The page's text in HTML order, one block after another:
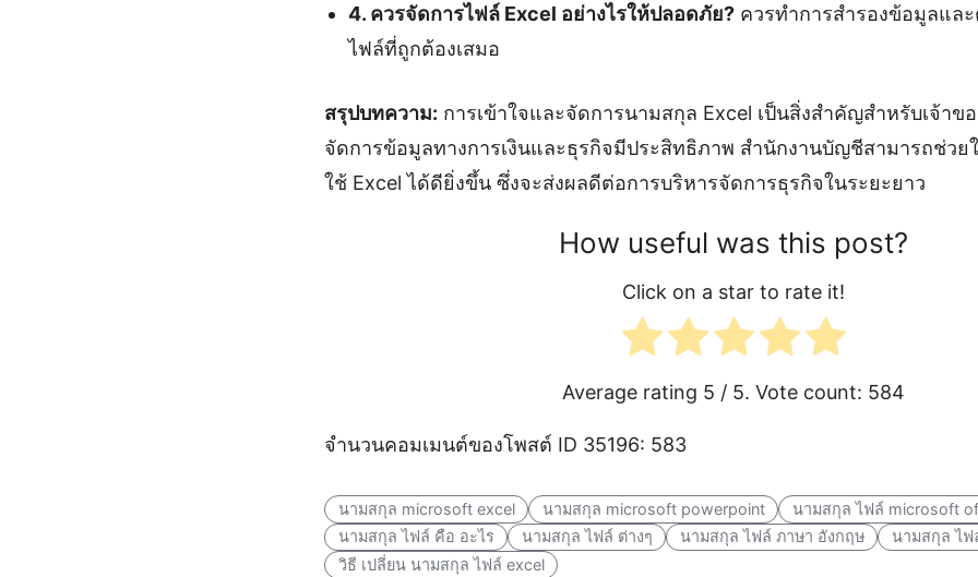
4. ควรจัดการไฟล์ Excel อย่างไรให้ปลอดภัย?ควรทำการสำรองข้อมูลแล
ไฟล์ที่ถูกต้องเสมอ
สรุปบทความ: การเข้าใจและจัดการนามสกุล Excel เป็นสิ่งสำคัญสำหรับเจ้าข
จัดการข้อมูลทางการเงินและธุรกิจมีประสิทธิภาพ สำนักงานบัญชีสามารถช่วย
ใช้ Excel ได้ดียิ่งขึ้น ซึ่งจะส่งผลดีต่อการบริหารจัดการธุรกิจในระยะยาว
How useful was this post?
Click on a star to rate it!
Average rating 5 / 5. Vote count: 584
จำนวนคอมเมนต์ของโพสต์ ID 35196: 583
นามสกุล microsoft excel นามสกุล microsoft powerpoint
นามสกุล ไฟล์ microsoft
นามสกุล ไฟล์ คือ อะไร
นามสกุล ไฟล์ ต่างๆ นามสกุล ไฟล์ ภาษา อังกฤษ
นามสกุล ไฟ
วิธี เปลี่ยน นามสกุล ไฟล์ excel